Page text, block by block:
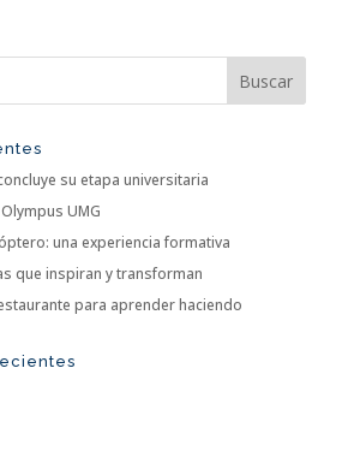
su etapa universitaria
UMG
una experiencia formativa
que inspiran y transforman
para aprender haciendo